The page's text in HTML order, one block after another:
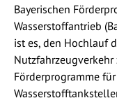
Bayerischen
Wasserstoffantrieb
ist es, den Hochlauf
Förderprogramme